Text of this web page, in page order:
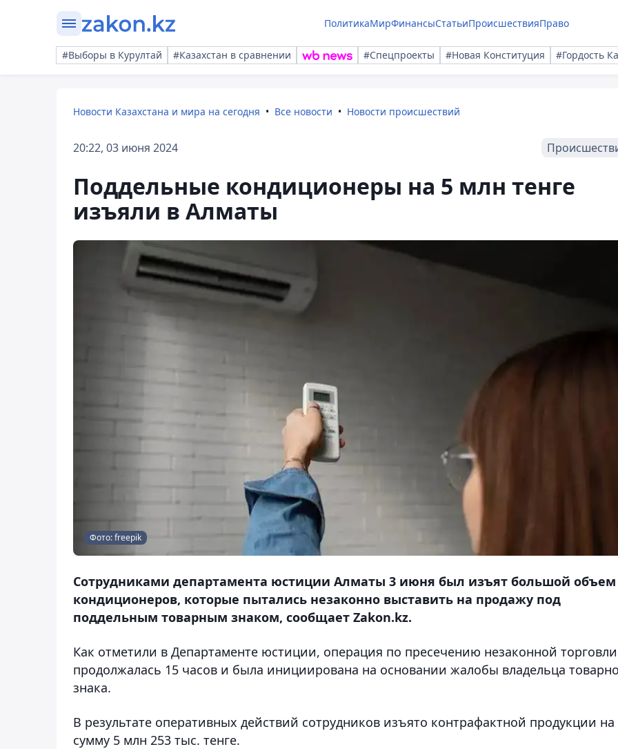
ПолитикаМирФинансыСтатьиПроисшествияПраво
#Выборы в Курултай #Казахстан в сравнении #Спецпроекты #Новая Конституция #Гордость
Новости Казахстана и мира на сегодня Все новости Новости происшествий
20:22, 03 июня 2024
Поддельные кондиционеры на 5 млн тенге
изъяли в Алматы
Фото: freepik
Сотрудниками департамента юстиции Алматы 3 июня был изъят большой объем
кондиционеров, которые пытались незаконно выставить на продажу под
поддельным товарным знаком, сообщает Zakon.kz.
Как отметили в Департаменте юстиции, операция по пресечению незаконной торговли
продолжалась 15 часов и была инициирована на основании жалобы владельца
знака.
В результате оперативных действий сотрудников изъято контрафактной продукции на
сумму 5 млн 253 тыс. тенге.